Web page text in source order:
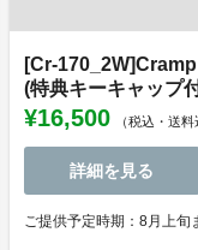
[Cr-
(特典キーキャップ
¥16,500 （税込・送料
詳細を見る
ご提供予定時期：8月上旬